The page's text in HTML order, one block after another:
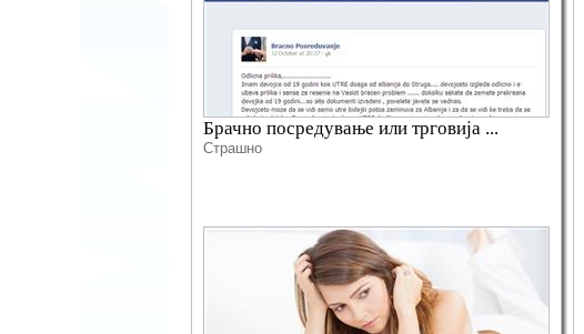
Брачно посредување или трговија ...
Страшно